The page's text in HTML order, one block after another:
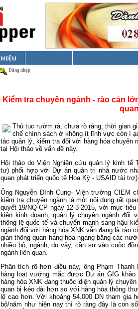
Đăng nhập
Kiểm tra chuyên ngành - rào cản
Thủ tục rườm rà, chưa rõ ràng; thời gian
chế chính sách ở không ít lĩnh vực còn ì
tác quản lý, kiểm tra đối với hàng hóa chuyên
tại Hội thảo về vấn đề này.
Hội thảo do Viện Nghiên cứu quản lý kinh
tư) phối hợp với Dự án quản trị nhà nước
quan phát triển quốc tế Hoa Kỳ - USAID tài
Ông Nguyễn Đình Cung- Viện trưởng CIEM
kiểm tra chuyên ngành là một nội dung rất
quyết 19/NQ-CP ngày 12-3-2015, với mục
kiện kinh doanh, quản lý chuyên ngành
thông lệ quốc tế và chuyển mạnh sang hậu
ngành đối với hàng hóa XNK vẫn đang là rào
gian thông quan hàng hóa ngang bằng các
nhiều bộ, ngành, do vậy, cần sự vào cuộc
ngành liên quan.
Phân tích rõ hơn điều này, ông Phạm
hàng loạt vướng mắc được Dự án GIG
hàng hóa XNK đang thuộc diện quản lý
quan bị kéo dài hơn so với hàng hóa thông
lệ cao hơn. Với khoảng 54.000 DN tham gia
bộ/năm như hiện nay thì rõ ràng đây là con